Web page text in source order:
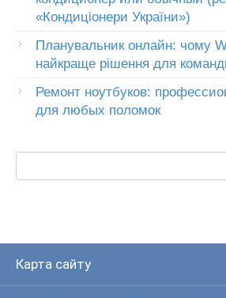
«Кондиціонери України»)
Планувальник онлайн: чому
найкраще рішення для
Ремонт ноутбуков:
для любых поломок
Карта сайту